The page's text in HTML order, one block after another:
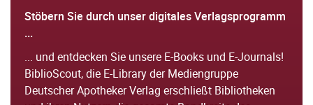
Stöbern Sie durch unser digitales Verlagsprogramm
...
... und entdecken Sie unsere E-Books und E-Journals!
BiblioScout, die E-Library der Mediengruppe
Deutscher Apotheker Verlag erschließt Bibliotheken